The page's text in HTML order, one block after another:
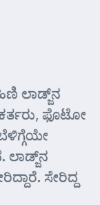
ಲಾಡ್ಜ್‌ನ
ಫೊಟೋ
ಸೇರಿದ್ದ